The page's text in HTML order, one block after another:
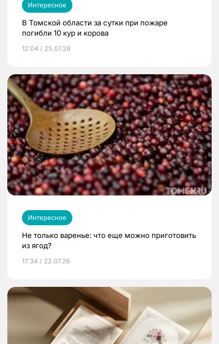
Интересное
В Томской области за сутки при пожаре
погибли 10 кур и корова
12:04 / 25.07.26
Интересное
Не только варенье: что еще можно приготовить
из ягод?
17:34 / 22.07.26